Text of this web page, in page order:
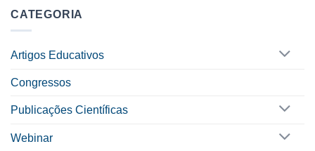
CATEGORIA
Artigos Educativos
Congressos
Publicações Científicas
Webinar